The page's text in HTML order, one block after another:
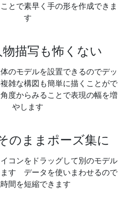
とで素早く手の形を作成できま
す
描写も怖くない
のモデルを設置できるのでデッ
雑な構図も簡単に描くことがで
度からみることで表現の幅を増
やします
のままポーズ集に
コンをドラッグして別のモデル
す データを使いまわせるので
間を短縮できます